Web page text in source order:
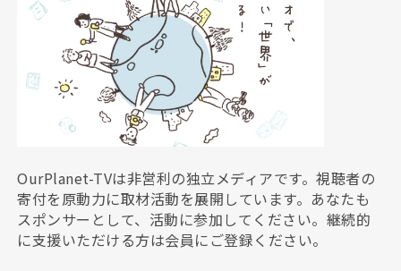
OurPlanet-TVは非営利の独立メディアです。視聴者の
寄付を原動力に取材活動を展開しています。あなたも
スポンサーとして、活動に参加してください。継続的
に支援いただける方は会員にご登録ください。